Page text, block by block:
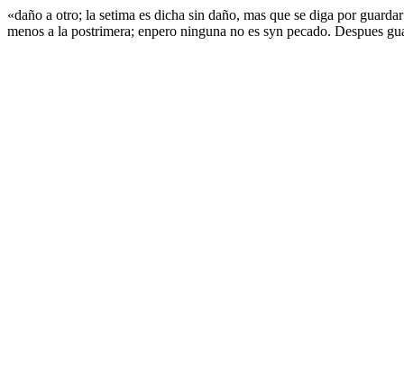
«daño a otro; la setima es dicha sin daño, mas que se diga por
menos a la postrimera; enpero ninguna no es syn pecado. Despues